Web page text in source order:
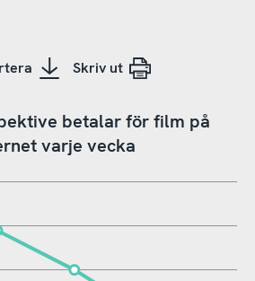
Skriv ut
betalar för film på
varje vecka